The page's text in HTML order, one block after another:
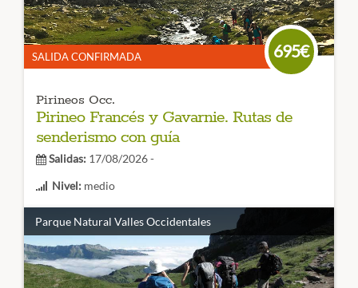
CÓDIGO VIAJE: 005TES
SALIDA CONFIRMADA 695€
Pirineos Occ.
Pirineo Francés y Gavarnie. Rutas de
senderismo con guía
Salidas: 17/08/2026 -
Nivel: medio
El agua es el protagonista de este viaje en su estado más
salvaje: Gavarnie, Neouvielle, o Cauterets . Viaje de
senderismo a las cascadas y lagos más bellos del Pirineo
Parque Natural Valles Occidentales